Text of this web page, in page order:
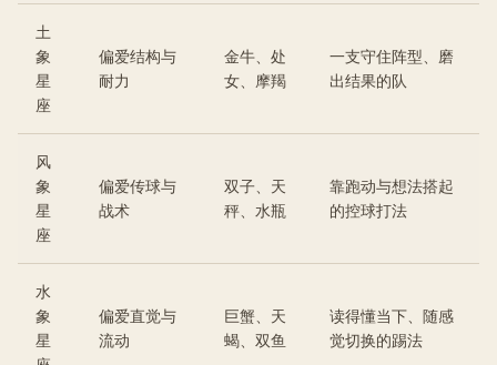
土
象
星
座
偏爱结构与
耐力
金牛、处
女、摩羯
一支守住阵型、磨
出结果的队
风
象
星
座
偏爱传球与
战术
双子、天
秤、水瓶
靠跑动与想法搭起
的控球打法
水
象
星
偏爱直觉与
流动
巨蟹、天
蝎、双鱼
读得懂当下、随感
觉切换的踢法